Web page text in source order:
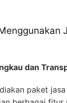
dan
paket